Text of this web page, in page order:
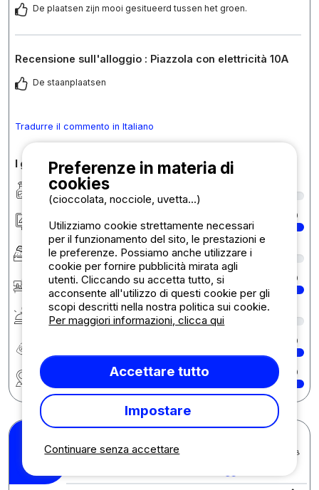
De plaatsen zijn mooi gesitueerd tussen het groen.
Recensione sull'alloggio : Piazzola con elettricità 10A
De staanplaatsen
Tradurre il commento in Italiano
I giudizi in dettaglio
Pulizia/Igiene
10
Comfort
Reception 10
Servizi
10
10
10
Pubblicato il 18/05/2026
Soggiorno : 13/05/2026 -
Continuare senza accettare
Preferenze in materia di
cookies
(cioccolata, nocciole, uvetta...)
Utilizziamo cookie strettamente necessari
per il funzionamento del sito, le prestazioni e
le preferenze. Possiamo anche utilizzare i
cookie per fornire pubblicità mirata agli
utenti. Cliccando su accetta tutto, si
acconsente all'utilizzo di questi cookie per gli
scopi descritti nella nostra politica sui cookie.
Per maggiori informazioni, clicca qui
Accettare tutto
Impostare